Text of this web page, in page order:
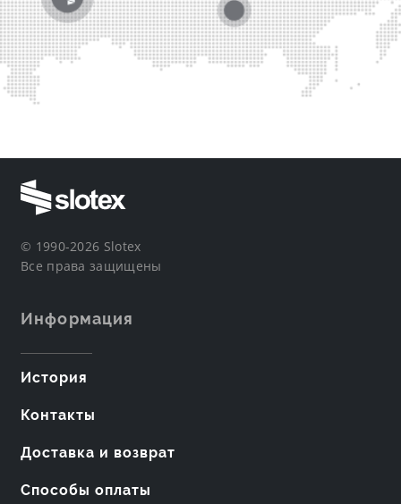
© 1990-2026 Slotex
Все права защищены
Информация
История
Контакты
Доставка и возврат
Способы оплаты